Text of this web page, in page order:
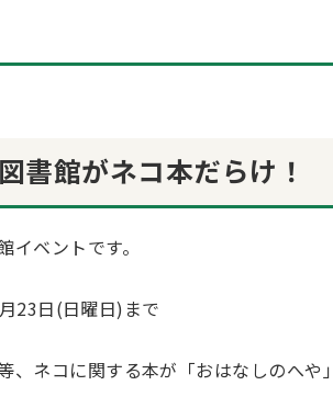
書館がネコ本だらけ！
ベントです。
23日(日曜日)まで
、ネコに関する本が「おはなしのへや